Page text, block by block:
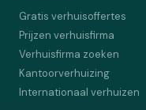
Gratis verhuisoffertes
Prijzen verhuisfirma
Verhuisfirma zoeken
Kantoorverhuizing
Internationaal verhuizen